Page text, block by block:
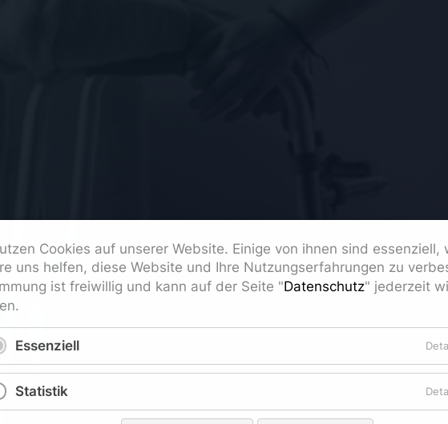
Cookies auf unserer Website. Einige von ihnen sind essenziell,
uns helfen, diese Website und Ihre Nutzungserfahrungen zu
ist freiwillig und kann auf der Seite "Datenschutz" jederzeit
Essenziell
Statistik